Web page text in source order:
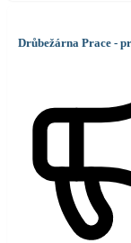
Drůbežárna Prace -